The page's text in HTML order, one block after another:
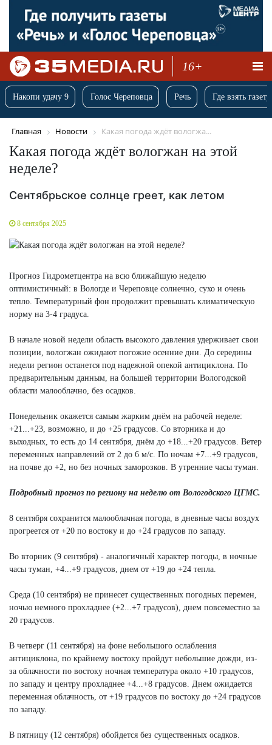
16+
Накопи удачу 9 Голос Череповца Речь Где взять
Главная Новости Какая погода ждёт вологжа...
Какая погода ждёт вологжан на этой
неделе?
Сентябрьское солнце греет, как летом
8 сентября 2025
Прогноз Гидрометцентра на всю ближайшую неделю
оптимистичный: в Вологде и Череповце солнечно, сухо и очень
тепло. Температурный фон продолжит превышать климатическую
норму на 3-4 градуса.
В начале новой недели область высокого давления удерживает свои
позиции, вологжан ожидают погожие осенние дни. До середины
недели регион останется под надежной опекой антициклона. По
предварительным данным, на большей территории Вологодской
области малооблачно, без осадков.
Понедельник окажется самым жарким днём на рабочей неделе:
+21...+23, возможно, и до +25 градусов. Со вторника и до
выходных, то есть до 14 сентября, днём до +18...+20 градусов. Ветер
переменных направлений от 2 до 6 м/с. По ночам +7...+9 градусов,
на почве до +2, но без ночных заморозков. В утренние часы туман.
Подробный прогноз по региону на неделю от Вологодского ЦГМС.
8 сентября сохранится малооблачная погода, в дневные часы воздух
прогреется от +20 по востоку и до +24 градусов по западу.
Во вторник (9 сентября) - аналогичный характер погоды, в ночные
часы туман, +4...+9 градусов, днем от +19 до +24 тепла.
Среда (10 сентября) не принесет существенных погодных перемен,
ночью немного прохладнее (+2...+7 градусов), днем повсеместно за
20 градусов.
В четверг (11 сентября) на фоне небольшого ослабления
антициклона, по крайнему востоку пройдут небольшие дожди, из-
за облачности по востоку ночная температура около +10 градусов,
по западу и центру прохладнее +4...+8 градусов. Днем ожидается
переменная облачность, от +19 градусов по востоку до +24 градусов
по западу.
В пятницу (12 сентября) обойдется без существенных осадков.